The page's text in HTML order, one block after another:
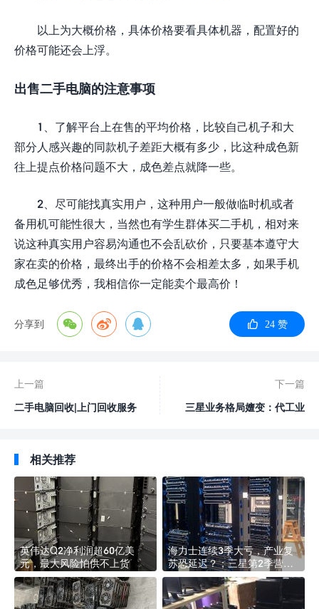
以上为大概价格，具体价格要看具体机器，配置好的
价格可能还会上浮。
出售二手电脑的注意事项
1、了解平台上在售的平均价格，比较自己机子和大
部分人感兴趣的同款机子差距大概有多少，比这种成色新
往上提点价格问题不大，成色差点就降一些。
2、尽可能找真实用户，这种用户一般做临时机或者
备用机可能性很大，当然也有学生群体买二手机，相对来
说这种真实用户容易沟通也不会乱砍价，只要基本遵守大
家在卖的价格，最终出手的价格不会相差太多，如果手机
成色足够优秀，我相信你一定能卖个最高价！
分享到 24 赞
上一篇
二手电脑回收|上门回收服务
下一篇
三星业务格局嬗变：代工业
相关推荐
英伟达Q2净利润超60亿美
元，最大风险怕供不上货
海力士连续3季大亏，产业复
苏恐延迟？；三星第2季营业
利润暴跌95% 下半年晶片恐
再减产，台厂松口气；台湾记
忆体厂 拚触底反弹